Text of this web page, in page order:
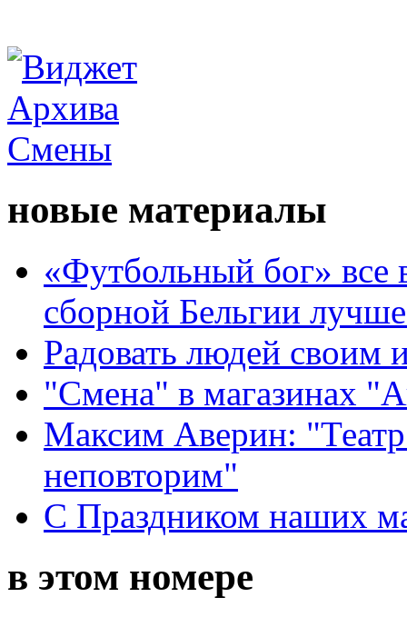
новые материалы
«Футбольный бог» все
сборной Бельгии
Радовать людей своим
"Смена" в магазинах
Максим Аверин:
неповторим"
С Праздником наших
в этом номере